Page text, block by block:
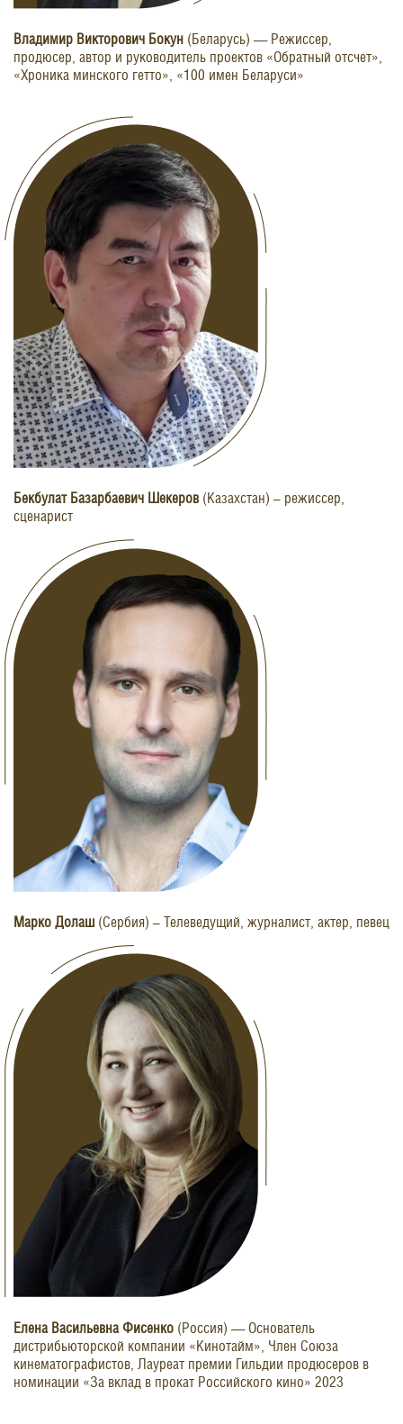
Владимир Викторович Бокун (Беларусь) — Режиссер,
продюсер, автор и руководитель проектов «Обратный отсчет»,
«Хроника минского гетто», «100 имен Беларуси»
Бекбулат Базарбаевич Шекеров (Казахстан) – режиссер,
сценарист
Марко Долаш (Сербия) – Телеведущий, журналист, актер, певец
Елена Васильевна Фисенко (Россия) — Основатель
дистрибьюторской компании «Кинотайм», Член Союза
кинематографистов, Лауреат премии Гильдии продюсеров в
номинации «За вклад в прокат Российского кино» 2023